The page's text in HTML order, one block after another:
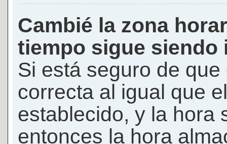
Cambié la zona
tiempo sigue siendo
Si está seguro de
correcta al igual que
establecido, y la hora
entonces la hora